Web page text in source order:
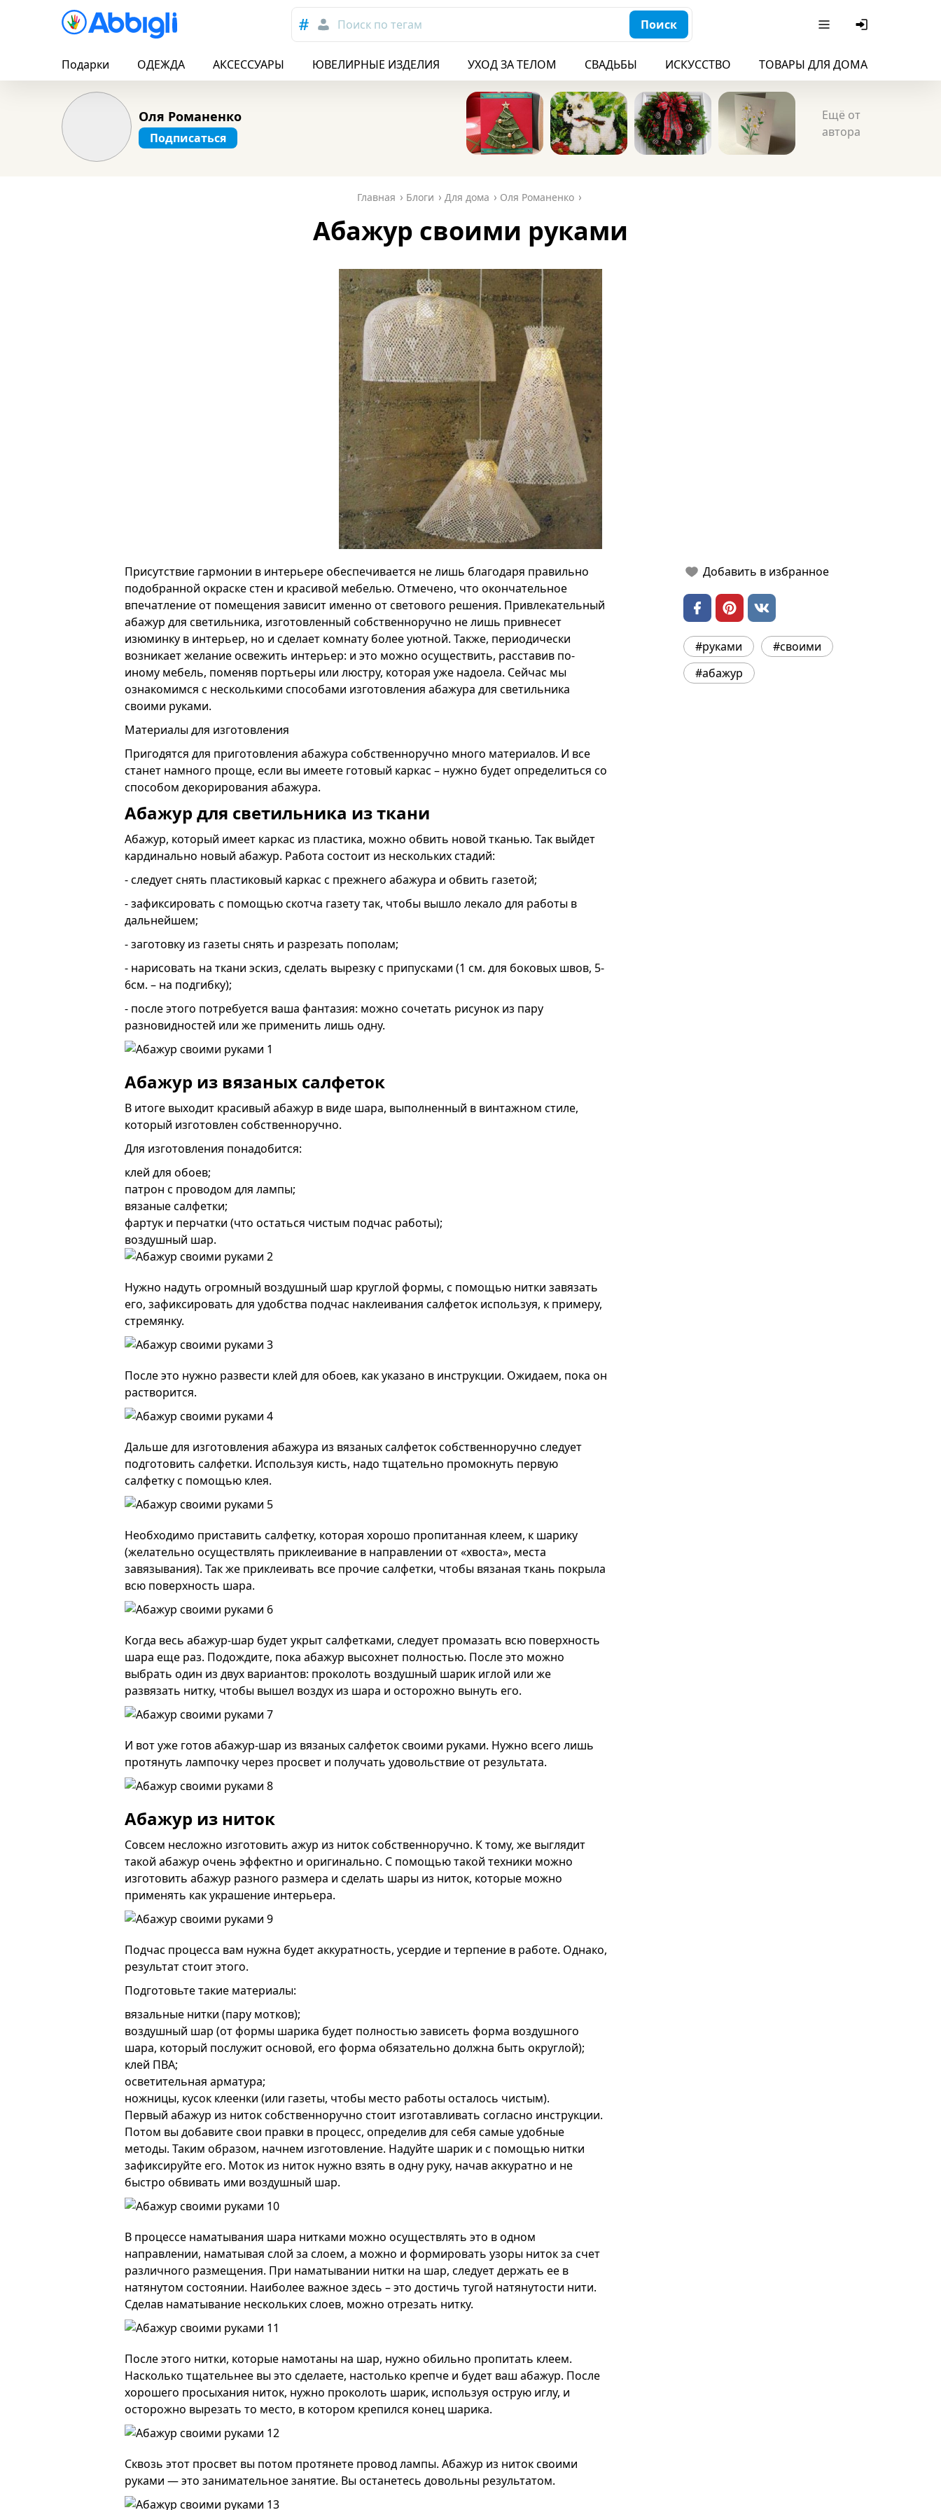
Поиск по тегам Поиск
Подарки ОДЕЖДА АКСЕССУАРЫ ЮВЕЛИРНЫЕ ИЗДЕЛИЯ УХОД ЗА ТЕЛОМ СВАДЬБЫ ИСКУССТВО ТОВАРЫ ДЛЯ ДОМА
Оля Романенко
Подписаться
Ещё от
автора
Главная Блоги Для дома Оля Романенко
Абажур своими руками
Присутствие гармонии в интерьере обеспечивается не лишь благодаря правильно
подобранной окраске стен и красивой мебелью. Отмечено, что окончательное
впечатление от помещения зависит именно от светового решения. Привлекательный
абажур для светильника, изготовленный собственноручно не лишь привнесет
изюминку в интерьер, но и сделает комнату более уютной. Также, периодически
возникает желание освежить интерьер: и это можно осуществить, расставив по-
иному мебель, поменяв портьеры или люстру, которая уже надоела. Сейчас мы
ознакомимся с несколькими способами изготовления абажура для светильника
своими руками.
Материалы для изготовления
Пригодятся для приготовления абажура собственноручно много материалов. И все
станет намного проще, если вы имеете готовый каркас – нужно будет определиться со
способом декорирования абажура.
Абажур для светильника из ткани
Абажур, который имеет каркас из пластика, можно обвить новой тканью. Так выйдет
кардинально новый абажур. Работа состоит из нескольких стадий:
- следует снять пластиковый каркас с прежнего абажура и обвить газетой;
- зафиксировать с помощью скотча газету так, чтобы вышло лекало для работы в
дальнейшем;
- заготовку из газеты снять и разрезать пополам;
- нарисовать на ткани эскиз, сделать вырезку с припусками (1 см. для боковых швов, 5-
6см. – на подгибку);
- после этого потребуется ваша фантазия: можно сочетать рисунок из пару
разновидностей или же применить лишь одну.
Абажур из вязаных салфеток
В итоге выходит красивый абажур в виде шара, выполненный в винтажном стиле,
который изготовлен собственноручно.
Для изготовления понадобится:
клей для обоев;
патрон с проводом для лампы;
вязаные салфетки;
фартук и перчатки (что остаться чистым подчас работы);
воздушный шар.
Нужно надуть огромный воздушный шар круглой формы, с помощью нитки завязать
его, зафиксировать для удобства подчас наклеивания салфеток используя, к примеру,
стремянку.
После это нужно развести клей для обоев, как указано в инструкции. Ожидаем, пока он
растворится.
Дальше для изготовления абажура из вязаных салфеток собственноручно следует
подготовить салфетки. Используя кисть, надо тщательно промокнуть первую
салфетку с помощью клея.
Необходимо приставить салфетку, которая хорошо пропитанная клеем, к шарику
(желательно осуществлять приклеивание в направлении от «хвоста», места
завязывания). Так же приклеивать все прочие салфетки, чтобы вязаная ткань покрыла
всю поверхность шара.
Когда весь абажур-шар будет укрыт салфетками, следует промазать всю поверхность
шара еще раз. Подождите, пока абажур высохнет полностью. После это можно
выбрать один из двух вариантов: проколоть воздушный шарик иглой или же
развязать нитку, чтобы вышел воздух из шара и осторожно вынуть его.
И вот уже готов абажур-шар из вязаных салфеток своими руками. Нужно всего лишь
протянуть лампочку через просвет и получать удовольствие от результата.
Абажур из ниток
Совсем несложно изготовить ажур из ниток собственноручно. К тому, же выглядит
такой абажур очень эффектно и оригинально. С помощью такой техники можно
изготовить абажур разного размера и сделать шары из ниток, которые можно
применять как украшение интерьера.
Подчас процесса вам нужна будет аккуратность, усердие и терпение в работе. Однако,
результат стоит этого.
Подготовьте такие материалы:
вязальные нитки (пару мотков);
воздушный шар (от формы шарика будет полностью зависеть форма воздушного
шара, который послужит основой, его форма обязательно должна быть округлой);
клей ПВА;
осветительная арматура;
ножницы, кусок клеенки (или газеты, чтобы место работы осталось чистым).
Первый абажур из ниток собственноручно стоит изготавливать согласно инструкции.
Потом вы добавите свои правки в процесс, определив для себя самые удобные
методы. Таким образом, начнем изготовление. Надуйте шарик и с помощью нитки
зафиксируйте его. Моток из ниток нужно взять в одну руку, начав аккуратно и не
быстро обвивать ими воздушный шар.
В процессе наматывания шара нитками можно осуществлять это в одном
направлении, наматывая слой за слоем, а можно и формировать узоры ниток за счет
различного размещения. При наматывании нитки на шар, следует держать ее в
натянутом состоянии. Наиболее важное здесь – это достичь тугой натянутости нити.
Сделав наматывание нескольких слоев, можно отрезать нитку.
После этого нитки, которые намотаны на шар, нужно обильно пропитать клеем.
Насколько тщательнее вы это сделаете, настолько крепче и будет ваш абажур. После
хорошего просыхания ниток, нужно проколоть шарик, используя острую иглу, и
осторожно вырезать то место, в котором крепился конец шарика.
Сквозь этот просвет вы потом протянете провод лампы. Абажур из ниток своими
руками — это занимательное занятие. Вы останетесь довольны результатом.
Добавить в избранное
#руками
#своими
#абажур